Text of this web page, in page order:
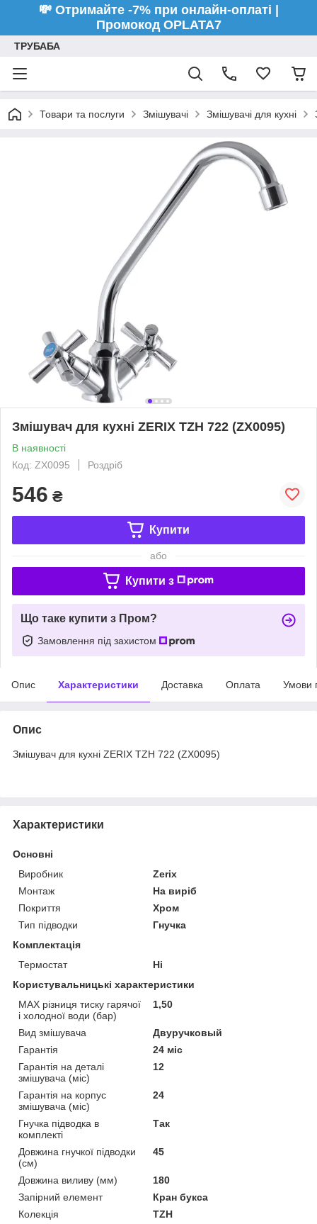
💸 Отримайте -7% при онлайн-оплаті |
Промокод OPLATA7
ТРУБАБА
Товари та послуги Змішувачі Змішувачі для кухні
Змішувач для кухні ZERIX TZH 722 (ZX0095)
В наявності
Код: ZX0095
Роздріб
546 ₴
Купити
або
Купити з
Що таке купити з Пром?
Замовлення під захистом
Опис Характеристики Доставка Оплата Умови
Опис
Змішувач для кухні ZERIX TZH 722 (ZX0095)
Характеристики
Основні
Виробник
Zerix
Монтаж
На виріб
Покриття
Хром
Тип підводки
Гнучка
Комплектація
Термостат
Ні
Користувальницькі характеристики
MAX різниця тиску гарячої
і холодної води (бар)
1,50
Вид змішувача
Двуручковый
Гарантія
24 міс
Гарантія на деталі
змішувача (міс)
12
Гарантія на корпус
змішувача (міс)
24
Гнучка підводка в
комплекті
Так
Довжина гнучкої підводки
(см)
45
Довжина виливу (мм)
180
Запірний елемент
Кран букса
Колекція
TZH